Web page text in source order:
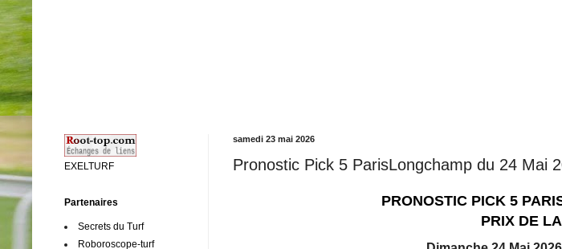
samedi 23 mai 2026
Pronostic Pick 5 ParisLongchamp du 24 Mai
PRONOSTIC PICK 5
PRIX DE
EXELTURF
Partenaires
Secrets du Turf
Roboroscope-turf